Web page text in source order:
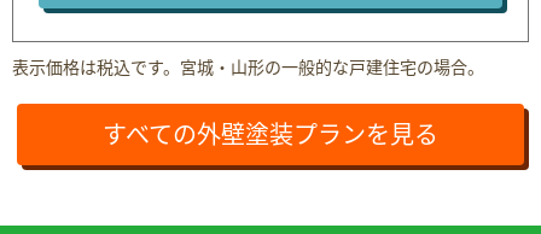
45坪 162.6万円
50坪 181.5万円
プラン詳細を見る
表示価格は税込です。宮城・山形の一般的な戸建住宅の場合。
すべての外壁塗装プランを見る